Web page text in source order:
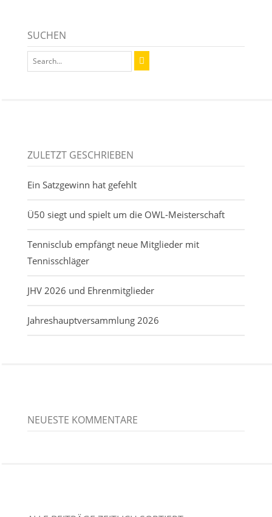
SUCHEN
ZULETZT GESCHRIEBEN
Ein Satzgewinn hat gefehlt
Ü50 siegt und spielt um die OWL-Meisterschaft
Tennisclub empfängt neue Mitglieder mit
Tennisschläger
JHV 2026 und Ehrenmitglieder
Jahreshauptversammlung 2026
NEUESTE KOMMENTARE